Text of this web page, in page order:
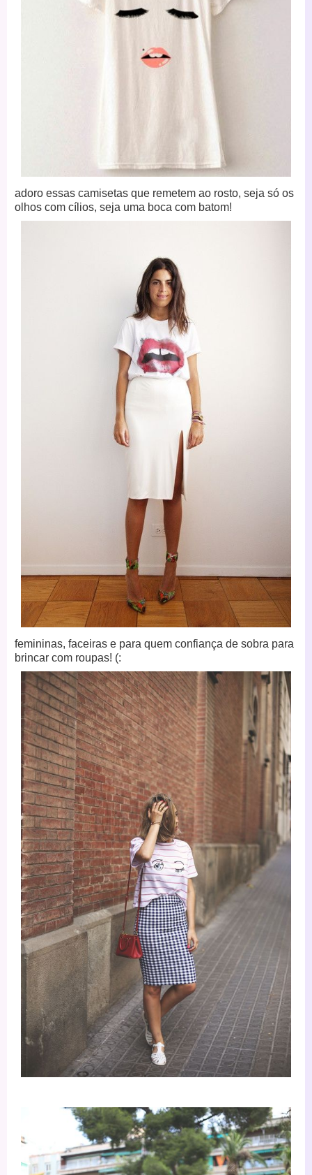
adoro essas camisetas que remetem ao rosto, seja só os
olhos com cílios, seja uma boca com batom!
femininas, faceiras e para quem confiança de sobra para
brincar com roupas! (: